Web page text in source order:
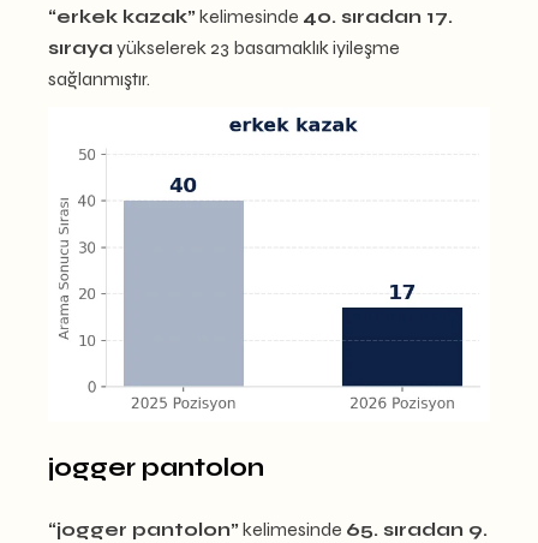
“erkek kazak” kelimesinde 40. sıradan 17.
sıraya yükselerek 23 basamaklık iyileşme
sağlanmıştır.
jogger pantolon
“jogger pantolon” kelimesinde 65. sıradan 9.